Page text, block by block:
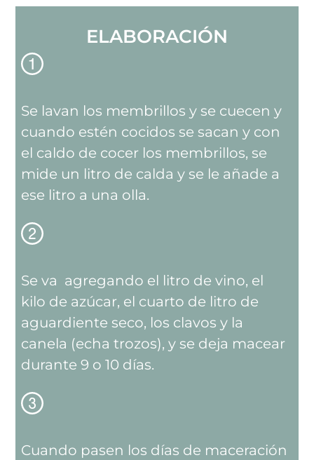
ELABORACIÓN
Se lavan los membrillos y se cuecen y
cuando estén cocidos se sacan y con
el caldo de cocer los membrillos, se
mide un litro de calda y se le añade a
ese litro a una olla.
Se va agregando el litro de vino, el
kilo de azúcar, el cuarto de litro de
aguardiente seco, los clavos y la
canela (echa trozos), y se deja macear
durante 9 o 10 días.
Cuando pasen los días de maceración